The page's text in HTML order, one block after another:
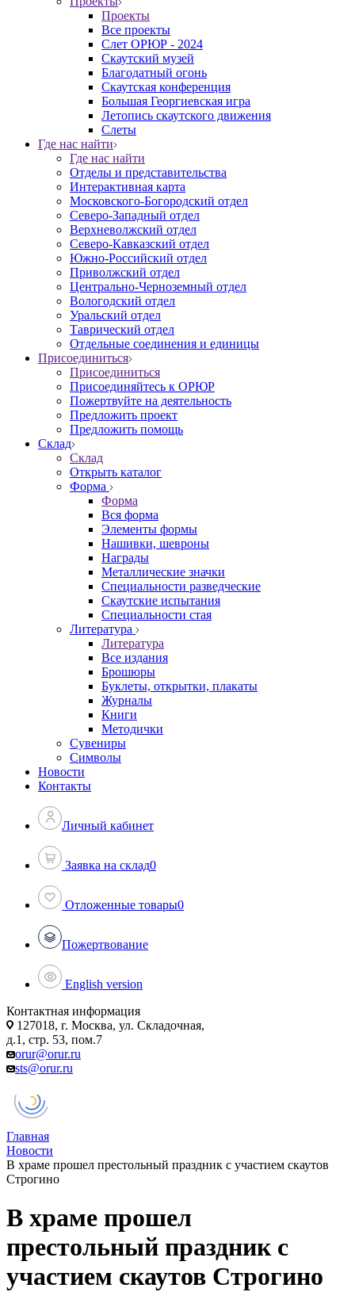
Проекты
Все проекты
Слет ОРЮР - 2024
Скаутский музей
Благодатный огонь
Cкаутская конференция
Большая Георгиевская игра
Летопись скаутского движения
Слеты
Где нас найти
Где нас найти
Отделы и представительства
Интерактивная карта
Московского-Богородский отдел
Северо-Западный отдел
Верхневолжский отдел
Северо-Кавказский отдел
Южно-Российский отдел
Приволжский отдел
Центрально-Черноземный отдел
Вологодский отдел
Уральский отдел
Таврический отдел
Отдельные соединения и единицы
Присоединиться
Присоединиться
Присоединяйтесь к ОРЮР
Пожертвуйте на деятельность
Предложить проект
Предложить помощь
Склад
Склад
Открыть каталог
Форма
Форма
Вся форма
Элементы формы
Нашивки, шевроны
Награды
Металлические значки
Специальности разведческие
Скаутские испытания
Специальности стая
Литература
Литература
Все издания
Брошюры
Буклеты, открытки, плакаты
Журналы
Книги
Методички
Сувениры
Символы
Новости
Контакты
Личный кабинет
Заявка на склад0
Отложенные товары0
Пожертвование
English version
Контактная информация
127018, г. Москва, ул. Складочная,
д.1, стр. 53, пом.7
orur@orur.ru
sts@orur.ru
Главная
Новости
В храме прошел престольный праздник с участием скаутов
Строгино
В храме прошел
престольный праздник с
участием скаутов Строгино